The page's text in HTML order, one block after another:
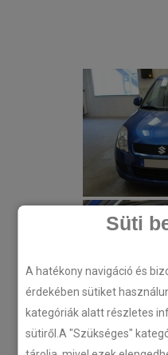
Süti
A hatékony navigáció és
érdekében sütiket
kategóriák alatt részletes
sütiről.A "Szükséges"